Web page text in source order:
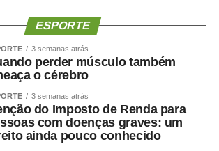
ESPORTE
3 semanas atrás
perder músculo também
o cérebro
3 semanas atrás
do Imposto de Renda para
com doenças graves: um
ainda pouco conhecido